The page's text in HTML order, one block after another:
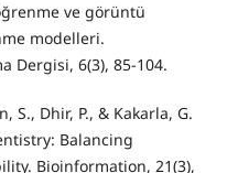
ve görüntü
modelleri.
Dergisi, 6(3), 85-104.
S., Dhir, P., & Kakarla, G.
Balancing
Bioinformation, 21(3),